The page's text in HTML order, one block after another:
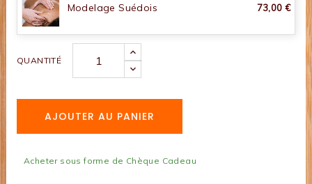
Modelage Suédois 73,00 €
QUANTITÉ
AJOUTER AU PANIER
Acheter sous forme de Chèque Cadeau